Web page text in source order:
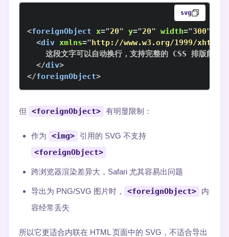
svg
<foreignObject x="20" y="20" width="300"
<div xmlns="http://www.w3.org/1999/xhtml
</div>
</foreignObject>
但 <foreignObject> 有明显限制：
作为 <img> 引用的 SVG 不支持
<foreignObject>
跨浏览器渲染差异大，Safari 尤其容易出问题
导出为 PNG/SVG 图片时， <foreignObject>
内
容经常丢失
所以它更适合内联在 HTML 页面中的 SVG，不适合导出